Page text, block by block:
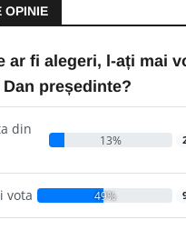
OPINIE
ar fi alegeri, l-ați mai
președinte?
din
13%
vota 49%